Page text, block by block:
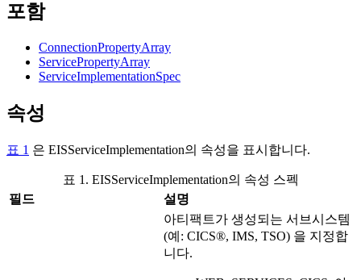
포함
ConnectionPropertyArray
ServicePropertyArray
ServiceImplementationSpec
속성
표 1 은 EISServiceImplementation의 속성을 표시합니다.
표 1. EISServiceImplementation의 속성 스펙
필드
설명
아티팩트가 생성되는 서브시스템
(예: CICS®, IMS, TSO) 을 지정합
니다.